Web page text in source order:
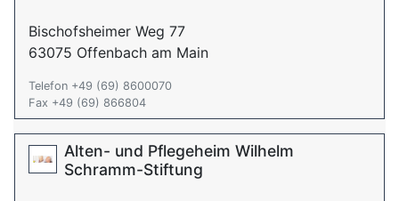
Bischofsheimer Weg 77
63075 Offenbach am Main
Telefon +49 (69) 8600070
Fax +49 (69) 866804
Alten- und Pflegeheim Wilhelm
Schramm-Stiftung